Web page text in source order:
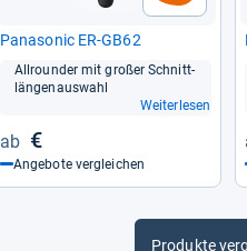
Pana­so­nic ER-​GB62
All­roun­der mit großer Schnitt­
län­gen­aus­wahl
Weiterlesen
€
Angebote vergleichen
Produkte